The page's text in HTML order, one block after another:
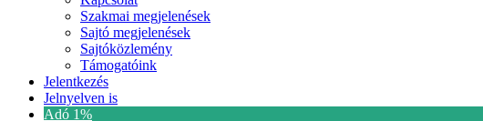
Szakmai megjelenések
Sajtó megjelenések
Sajtóközlemény
Támogatóink
Jelentkezés
Jelnyelven is
Adó 1%